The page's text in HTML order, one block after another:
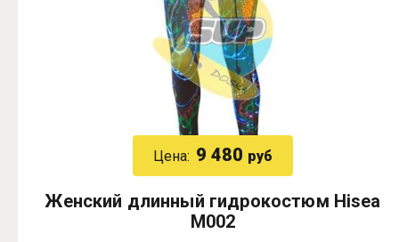
Цена: 9 480 руб
Женский длинный гидрокостюм Hisea
M002